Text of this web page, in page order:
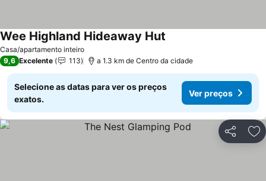
Casa/apartamento inteiro
Wee Highland Hideaway Hut
9,6 Excelente 113 a 1.3 km de Centro da cidade
Selecione as datas para ver os preços
exatos.
Ver preços
Partilhar